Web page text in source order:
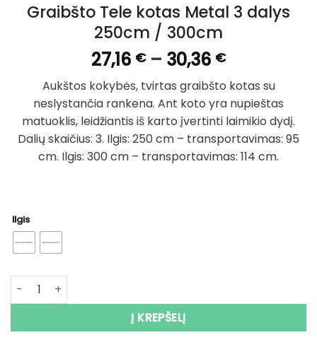
Graibšto Tele kotas Metal 3 dalys
250cm / 300cm
27,16 € – 30,36 €Price
range:
27,16 €
through
30,36 €
Aukštos kokybės, tvirtas graibšto kotas su
neslystančia rankena. Ant koto yra nupieštas
matuoklis, leidžiantis iš karto įvertinti laimikio dydį.
Dalių skaičius: 3. Ilgis: 250 cm – transportavimas: 95
cm. Ilgis: 300 cm – transportavimas: 114 cm.
Ilgis
produkto kiekis: Graibšto Tele kotas Metal 3 dalys
Į KREPŠELĮ